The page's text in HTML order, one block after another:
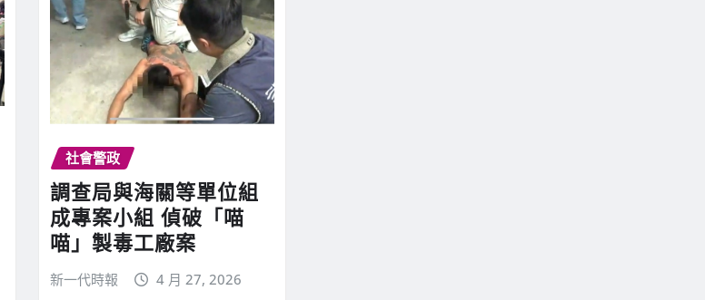
社會警政
調查局與海關等單位組
成專案小組 偵破「喵
喵」製毒工廠案
新一代時報 4 月 27, 2026